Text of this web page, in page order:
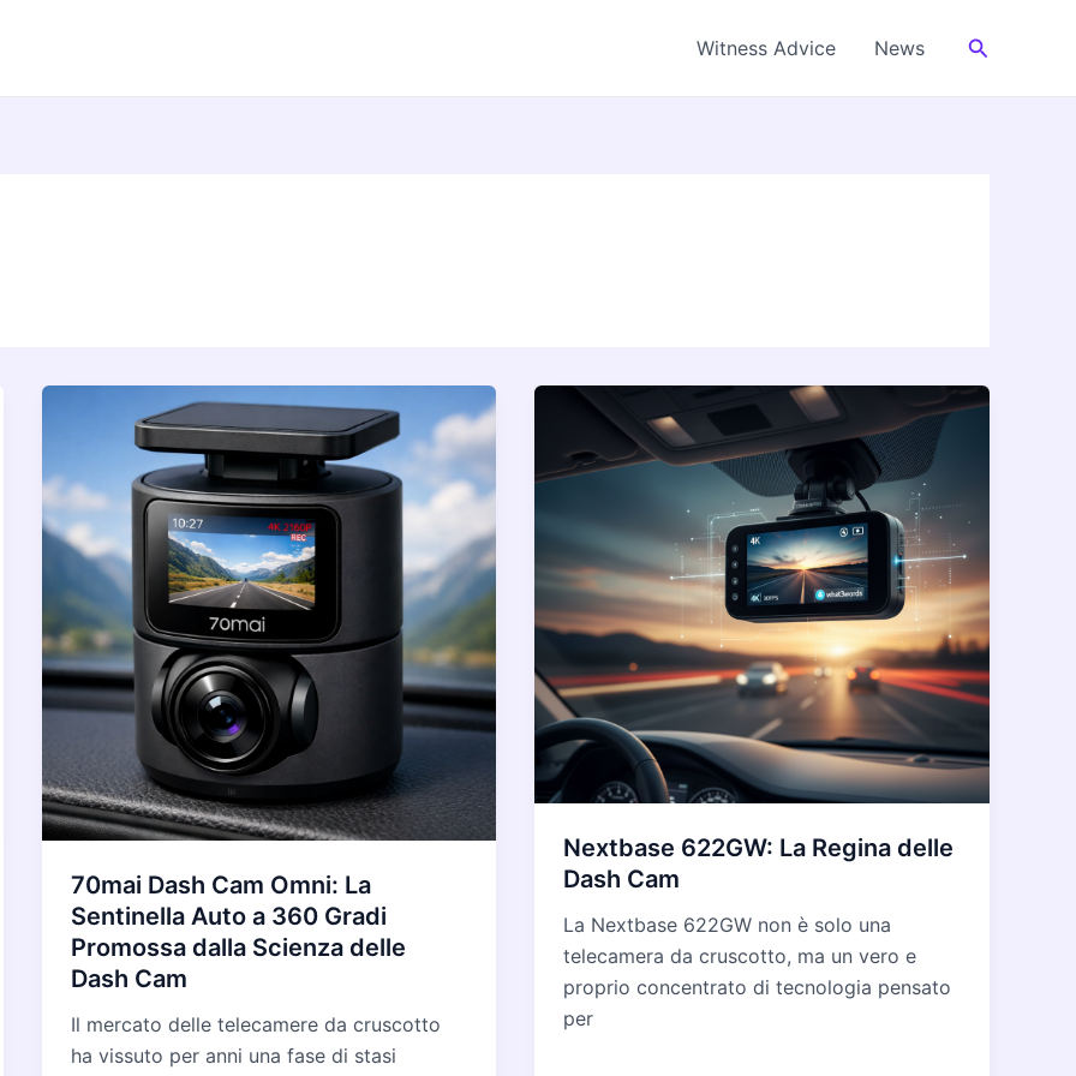
Witness Advice News Cerca
70mai Dash Cam Omni: La
Sentinella Auto a 360 Gradi
Promossa dalla Scienza delle
Dash Cam
Il mercato delle telecamere da cruscotto
ha vissuto per anni una fase di stasi
Nextbase 622GW: La Regina delle
Dash Cam
La Nextbase 622GW non è solo una
telecamera da cruscotto, ma un vero e
proprio concentrato di tecnologia pensato
per